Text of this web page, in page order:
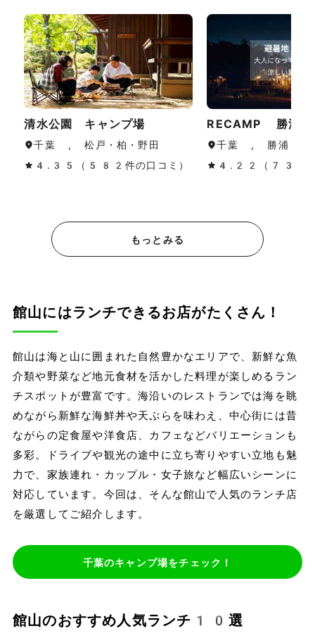
清水公園 キャンプ場
千葉 , 松戸・柏・野田
4.35（582件の口コミ）
RECAMP 勝浦
千葉 , 勝浦・鴨
4.22（733件
もっとみる
館山にはランチできるお店がたくさん！
館山は海と山に囲まれた自然豊かなエリアで、新鮮な魚
介類や野菜など地元食材を活かした料理が楽しめるラン
チスポットが豊富です。海沿いのレストランでは海を眺
めながら新鮮な海鮮丼や天ぷらを味わえ、中心街には昔
ながらの定食屋や洋食店、カフェなどバリエーションも
多彩。ドライブや観光の途中に立ち寄りやすい立地も魅
力で、家族連れ・カップル・女子旅など幅広いシーンに
対応しています。今回は、そんな館山で人気のランチ店
を厳選してご紹介します。
千葉のキャンプ場をチェック！
館山のおすすめ人気ランチ10選